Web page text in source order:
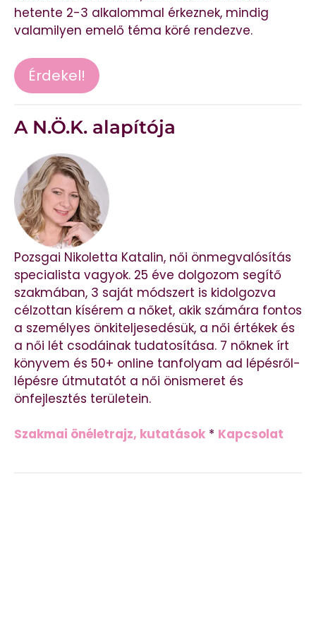
hetente 2-3 alkalommal érkeznek, mindig
valamilyen emelő téma köré rendezve.
Érdekel!
A N.Ö.K. alapítója
Pozsgai Nikoletta Katalin, női önmegvalósítás
specialista vagyok. 25 éve dolgozom segítő
szakmában, 3 saját módszert is kidolgozva
célzottan kísérem a nőket, akik számára fontos
a személyes önkiteljesedésük, a női értékek és
a női lét csodáinak tudatosítása. 7 nőknek írt
könyvem és 50+ online tanfolyam ad lépésről-
lépésre útmutatót a női önismeret és
önfejlesztés területein.
Szakmai önéletrajz, kutatások * Kapcsolat